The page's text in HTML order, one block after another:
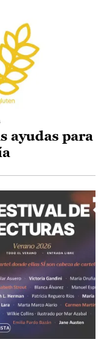
ayudas para